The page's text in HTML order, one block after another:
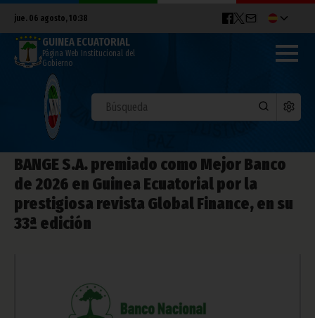
jue. 06 agosto, 10:38
GUINEA ECUATORIAL
Página Web Institucional del
Gobierno
BANGE S.A. premiado como Mejor Banco
de 2026 en Guinea Ecuatorial por la
prestigiosa revista Global Finance, en su
33ª edición